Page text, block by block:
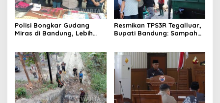
Polisi Bongkar Gudang
Miras di Bandung, Lebih
Resmikan TPS3R Tegalluar,
Bupati Bandung: Sampah